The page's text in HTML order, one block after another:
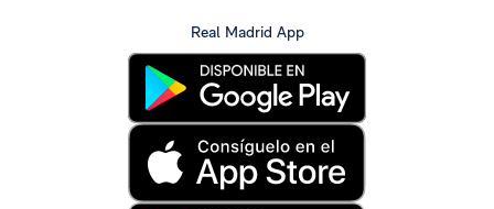
Real Madrid App